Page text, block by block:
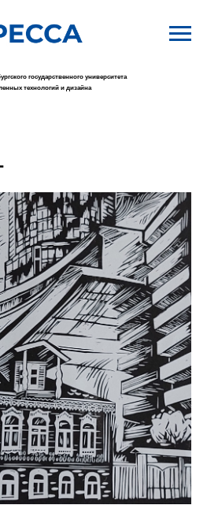
государственного университета
технологий и дизайна